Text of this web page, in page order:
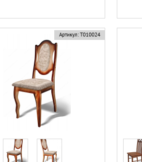
Артикул: Т010024